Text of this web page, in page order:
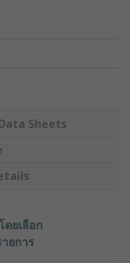
Sheets
ยเลือก
ยการ